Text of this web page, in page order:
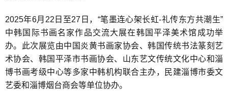
2025年6月22日至27日，“笔墨连心架长虹-礼传东方共潮生”
中韩国际书画名家作品交流大展在韩国平泽美术馆成功举
办。此次展览由中国炎黄书画家协会、韩国传统书法篆刻艺
术协会、韩国平泽市书画协会、山东艺文传统文化中心和淄
博书画考级中心等多家中韩机构联合主办，民建淄博市委文
艺委和淄博烟台商会等单位协办。